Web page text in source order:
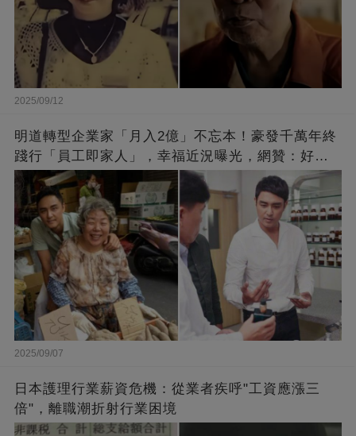
2025/09/12
明道轉型企業家「月入2億」不忘本！豪發千萬年終
踐行「員工即家人」，幸福近況曝光，網贊：好老
闆的福報
2025/09/07
日本護理行業薪資危機：從業者疾呼"工資應漲三
倍"，離職潮折射行業困境